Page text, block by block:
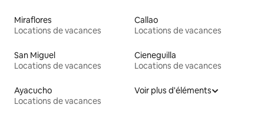
Miraflores
Locations de vacances
Callao
Locations de vacances
San Miguel
Locations de vacances
Cieneguilla
Locations de vacances
Ayacucho
Locations de vacances
Voir plus d'éléments